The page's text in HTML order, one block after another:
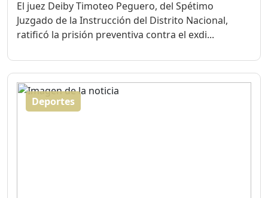
El juez Deiby Timoteo Peguero, del Spétimo
Juzgado de la Instrucción del Distrito Nacional,
ratificó la prisión preventiva contra el exdi...
Deportes